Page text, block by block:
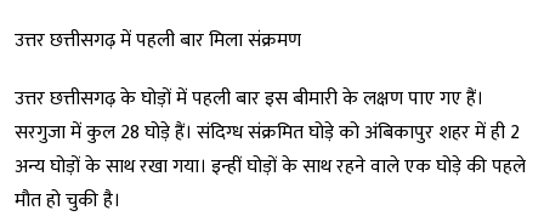
उत्तर छत्तीसगढ़ में पहली बार मिला संक्रमण
उत्तर छत्तीसगढ़ के घोड़ों में पहली बार इस बीमारी के लक्षण पाए गए हैं।
सरगुजा में कुल 28 घोड़े हैं। संदिग्ध संक्रमित घोड़े को अंबिकापुर शहर में ही 2
अन्य घोड़ों के साथ रखा गया। इन्हीं घोड़ों के साथ रहने वाले एक घोड़े की पहले
मौत हो चुकी है।